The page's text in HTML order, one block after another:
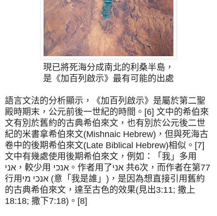
現已將死海分成南北的利桑半島，
是《加百列啟示》最有可能的出處
語言文法的分析顯示，《加百列啟示》是屬於第二聖
殿時期末，公元前後一世紀的時間。[6] 文中的希伯來
文有別於舊約的古典希伯來文，也有別於公元後二世
紀的米書拿希伯來文(Mishnaic Hebrew)，但與死海古
卷中的後期希伯來文(Late Biblical Hebrew)相似。[7]
文中有幾處使用後期希伯來文，例如：「我」多用
אני，較少用 אנכי。作者用了אני 共6次，而作者在第77
行用אנכי מי (意「我是誰」)，是因為想直接引用舊約
的古典希伯來文，達至古色的效果(見出3:11; 撒上
18:18; 撒下7:18)。[8]